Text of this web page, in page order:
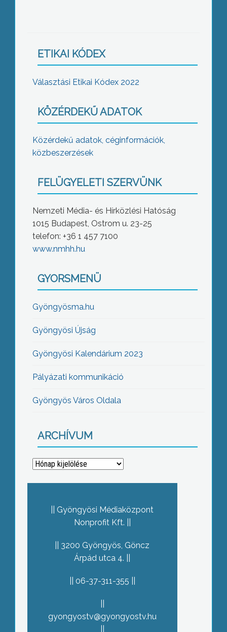
ETIKAI KÓDEX
Választási Etikai Kódex 2022
KÖZÉRDEKŰ ADATOK
Közérdekű adatok, céginformációk,
közbeszerzések
FELÜGYELETI SZERVÜNK
Nemzeti Média- és Hírközlési Hatóság
1015 Budapest, Ostrom u. 23-25
telefon: +36 1 457 7100
www.nmhh.hu
GYORSMENÜ
Gyöngyösma.hu
Gyöngyösi Újság
Gyöngyösi Kalendárium 2023
Pályázati kommunikáció
Gyöngyös Város Oldala
ARCHÍVUM
Archívum
Gyöngyösi Médiaközpont
Nonprofit Kft.
3200 Gyöngyös, Göncz
Árpád utca 4.
06-37-311-355
gyongyostv@gyongyostv.hu